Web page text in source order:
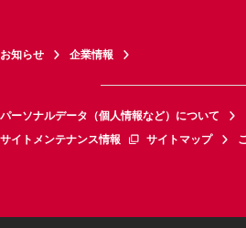
お知らせ 企業情報
パーソナルデータ（個人情報など）について
サイトメンテナンス情報
サイトマップ